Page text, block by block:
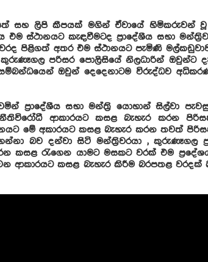
සහ ලිපි කීපයක් මගින් ඒවායේ හිමිකරුවන්
ස්ථානයට කැඳවීමටද ප්‍රාදේශීය සභා
පිළිගත් අතර එම ස්ථානයට පැමිණි
පරිසර පොලිසියේ නිලධාරින් ඔවුන්ට
ඔවුන් දෙදෙනාටම විරුද්ධව
ප්‍රාදේශීය සභා මන්ත්‍රි යොහාන් සිල්වා
ආකාරයට කසළ බැහැර කරන
මේ අකාරයට කසළ බැහැර කරන තවත්
බව දන්වා සිටි මන්ත්‍රිවරයා , කුරුණෑගල
කසළ රැගෙන යාමට මසකට වරක් එම
ආකාරයට කසළ බැහැර කිරීම බරපතළ